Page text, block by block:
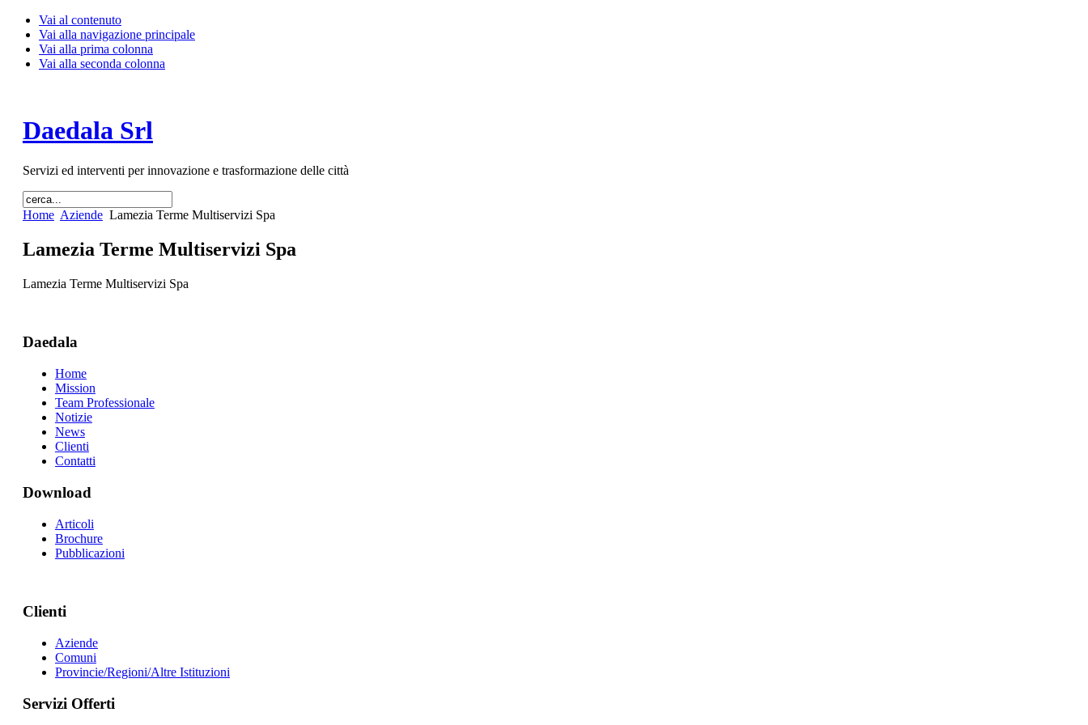
Vai al contenuto
Vai alla navigazione principale
Vai alla prima colonna
Vai alla seconda colonna
Daedala Srl
Servizi ed interventi per innovazione e trasformazione delle città
Home Aziende Lamezia Terme Multiservizi Spa
Lamezia Terme Multiservizi Spa
Lamezia Terme Multiservizi Spa
Daedala
Home
Mission
Team Professionale
Notizie
News
Clienti
Contatti
Download
Articoli
Brochure
Pubblicazioni
Clienti
Aziende
Comuni
Provincie/Regioni/Altre Istituzioni
Servizi Offerti